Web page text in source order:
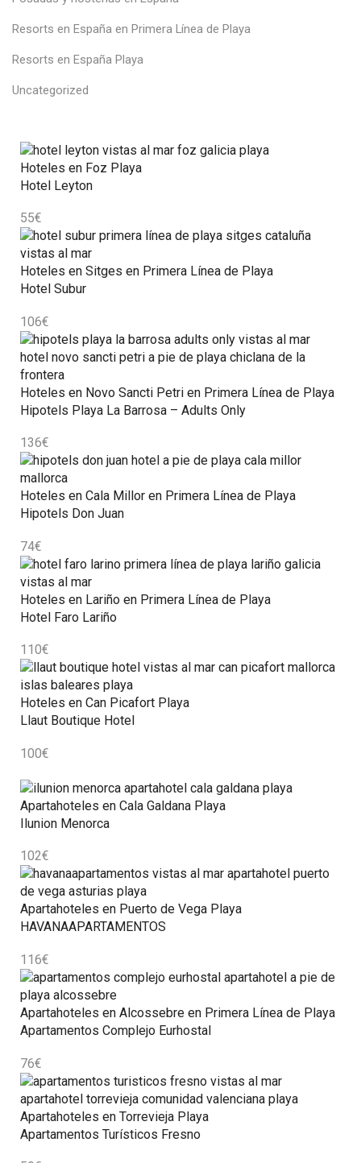
Resorts en España en Primera Línea de Playa
Resorts en España Playa
Uncategorized
Hoteles en Foz Playa
Hotel Leyton
55€
Hoteles en Sitges en Primera Línea de Playa
Hotel Subur
106€
Hoteles en Novo Sancti Petri en Primera Línea de Playa
Hipotels Playa La Barrosa – Adults Only
136€
Hoteles en Cala Millor en Primera Línea de Playa
Hipotels Don Juan
74€
Hoteles en Lariño en Primera Línea de Playa
Hotel Faro Lariño
110€
Hoteles en Can Picafort Playa
Llaut Boutique Hotel
100€
Apartahoteles en Cala Galdana Playa
Ilunion Menorca
102€
Apartahoteles en Puerto de Vega Playa
HAVANAAPARTAMENTOS
116€
Apartahoteles en Alcossebre en Primera Línea de Playa
Apartamentos Complejo Eurhostal
76€
Apartahoteles en Torrevieja Playa
Apartamentos Turísticos Fresno